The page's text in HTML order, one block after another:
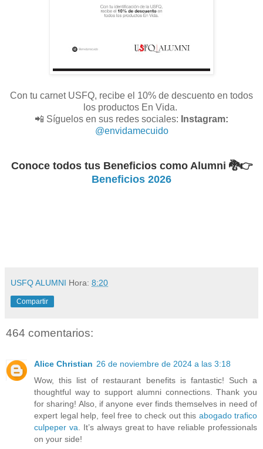
Con tu carnet USFQ, recibe el 10% de descuento en todos
los productos En Vida.
📲 Síguelos en sus redes sociales: Instagram:
@envidamecuido
Conoce todos tus Beneficios como Alumni 🐉👉
Beneficios 2026
USFQ ALUMNI Hora: 8:20
Compartir
464 comentarios:
Alice Christian 26 de noviembre de 2024 a las 3:18
Wow, this list of restaurant benefits is fantastic! Such a
thoughtful way to support alumni connections. Thank you
for sharing! Also, if anyone ever finds themselves in need of
expert legal help, feel free to check out this abogado trafico
culpeper va . It’s always great to have reliable professionals
on your side!